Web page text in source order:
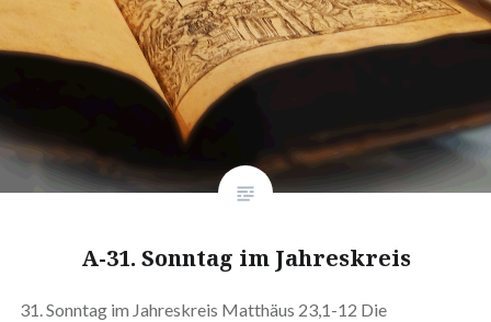
A-31. Sonntag im Jahreskreis
31. Sonntag im Jahreskreis Matthäus 23,1-12 Die